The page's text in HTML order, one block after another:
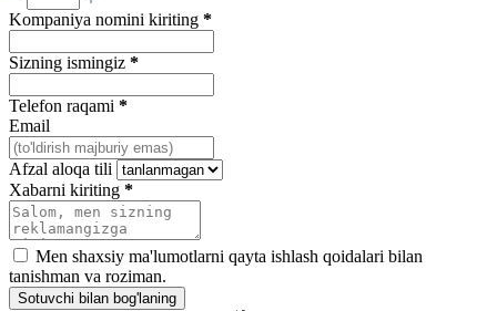
Kompaniya nomini kiriting *
Sizning ismingiz *
Telefon raqami *
Email
Afzal aloqa tili
Xabarni kiriting *
Men shaxsiy ma'lumotlarni qayta ishlash qoidalari bilan
tanishman va roziman.
Sotuvchi bilan bog'laning